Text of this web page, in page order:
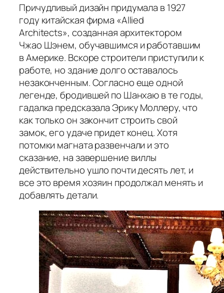
Причудливый дизайн придумала в 1927
году китайская фирма «Allied
Architects», созданная архитектором
Чжао Шэнем, обучавшимся и работавшим
в Америке. Вскоре строители приступили к
работе, но здание долго оставалось
незаконченным. Согласно еще одной
легенде, бродившей по Шанхаю в те годы,
гадалка предсказала Эрику Моллеру, что
как только он закончит строить свой
замок, его удаче придет конец. Хотя
потомки магната развенчали и это
сказание, на завершение виллы
действительно ушло почти десять лет, и
все это время хозяин продолжал менять и
добавлять детали.